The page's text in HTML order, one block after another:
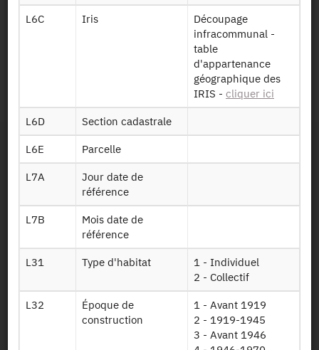
Mâcon collectées
L6C Iris
Découpage
infracommunal -
table
d'appartenance
géographique des
IRIS - cliquer ici
L6D Section cadastrale
L6E Parcelle
L7A
Jour date de
référence
L7B
Mois date de
référence
L31 Type d'habitat
1 - Individuel
2 - Collectif
L32
Époque de
construction
1 - Avant 1919
2 - 1919-1945
3 - Avant 1946
https://doi.org/10.34724/CASD.553.4109.V1
Contact
Documents utiles
Recrutement